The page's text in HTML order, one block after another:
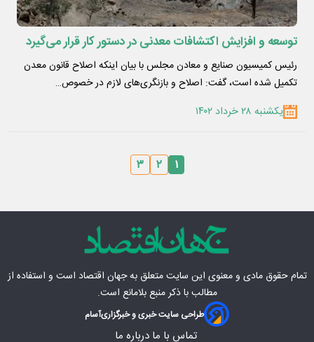
توسعه و افزایش اکتشافات معدنی در دستور کار قرار می‌گیرد
رئیس کمیسیون صنایع و معادن مجلس با بیان اینکه اصلاح قانون معدن
تکمیل شده است، گفت: اصلاح و بازنگری‌های لازم در خصوص…
یکشنبه ۲۸ خرداد ۱۴۰۲
۱ ۲ ۳
تمام حقوق مادی‌ و معنوی این سایت متعلق بهجهان اقتصاد است و استفاده از
مطالب با ذکر منبع بلامانع است.
طراحی سایت خبری و خبرگزاریآسام
تماس با ما درباره ما